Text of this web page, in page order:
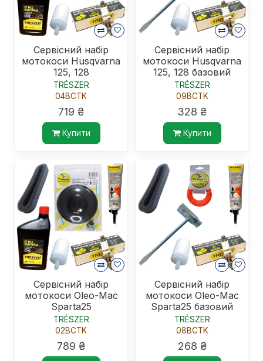
Сервісний набір
мотокоси Husqvarna
125, 128
TRÉSZER
04BCTK
719 ₴
Купити
Сервісний набір
мотокоси Husqvarna
125, 128 базовий
TRÉSZER
09BCTK
328 ₴
Купити
Сервісний набір
мотокоси Oleo-Mac
Sparta25
TRÉSZER
02BCTK
789 ₴
Сервісний набір
мотокоси Oleo-Mac
Sparta25 базовий
TRÉSZER
08BCTK
268 ₴